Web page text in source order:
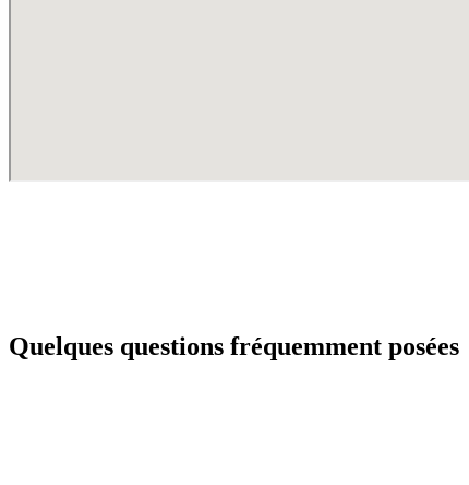
Quelques questions fréquemment posées